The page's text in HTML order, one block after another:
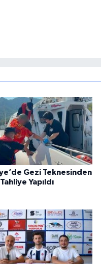
Gezi Teknesinden
Yapıldı